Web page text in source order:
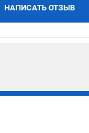
НАПИСАТЬ ОТЗЫВ
чтобы узнавать